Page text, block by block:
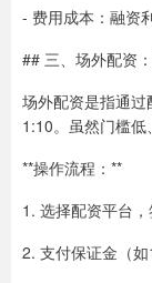
- 费用成本：融资
## 三、场外配资
场外配资是指通
1:10。虽然门槛低
**操作流程：**
1. 选择配资平台
2. 支付保证金（如